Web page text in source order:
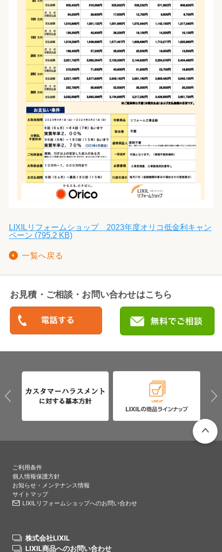
LIXILリフォームショップ 2023年度オリコ低金利キャン
ペーン (795.2 KB)
一覧へ戻る
お見積・ご相談・お問い合わせはこちら
ご利用条件
個人情報保護方針
お知らせ・メンテナンス情報
サイトマップ
LIXILリフォームショップへのお問い合わせ
株式会社LIXIL
LIXIL商品へのお問い合わせ